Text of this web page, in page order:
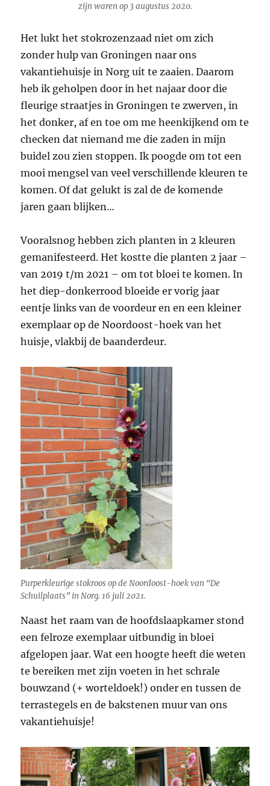
zijn waren op 3 augustus 2020.
Het lukt het stokrozenzaad niet om zich
zonder hulp van Groningen naar ons
vakantiehuisje in Norg uit te zaaien. Daarom
heb ik geholpen door in het najaar door die
fleurige straatjes in Groningen te zwerven, in
het donker, af en toe om me heenkijkend om te
checken dat niemand me die zaden in mijn
buidel zou zien stoppen. Ik poogde om tot een
mooi mengsel van veel verschillende kleuren te
komen. Of dat gelukt is zal de de komende
jaren gaan blijken…
Vooralsnog hebben zich planten in 2 kleuren
gemanifesteerd. Het kostte die planten 2 jaar –
van 2019 t/m 2021 – om tot bloei te komen. In
het diep-donkerrood bloeide er vorig jaar
eentje links van de voordeur en en een kleiner
exemplaar op de Noordoost-hoek van het
huisje, vlakbij de baanderdeur.
Purperkleurige stokroos op de Noordoost-hoek van “De
Schuilplaats” in Norg. 16 juli 2021.
Naast het raam van de hoofdslaapkamer stond
een felroze exemplaar uitbundig in bloei
afgelopen jaar. Wat een hoogte heeft die weten
te bereiken met zijn voeten in het schrale
bouwzand (+ worteldoek!) onder en tussen de
terrastegels en de bakstenen muur van ons
vakantiehuisje!